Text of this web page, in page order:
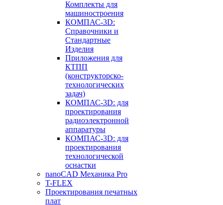
Комплекты для
машиностроения
КОМПАС-3D:
Справочники и
Стандартные
Изделия
Приложения для
КТПП
(конструкторско-
технологических
задач)
КОМПАС-3D: для
проектирования
радиоэлектронной
аппаратуры
КОМПАС-3D: для
проектирования
технологической
оснастки
nanoCAD Механика Pro
T-FLEX
Проектирования печатных
плат